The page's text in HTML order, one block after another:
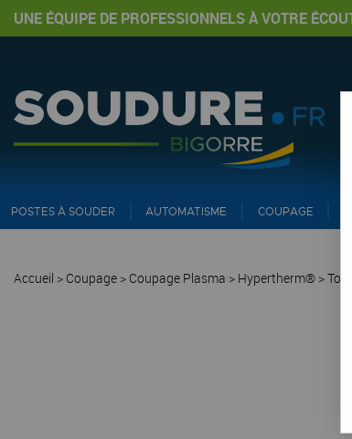
UNE ÉQUIPE DE PROFESSIONNELS À VOTRE
POSTES À SOUDER AUTOMATISME COUPAGE
Accueil > Coupage > Coupage Plasma > Hypertherm® >